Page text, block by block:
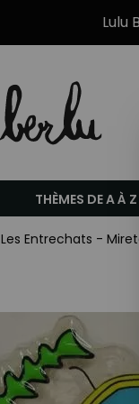
Lulu
THÈMES DE A À Z
Les Entrechats -